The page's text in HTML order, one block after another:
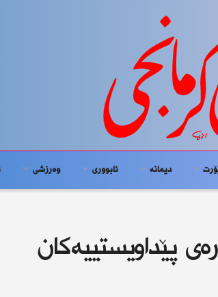
دیمانە ئابوورى وەرزشی
پێداویستییەكان